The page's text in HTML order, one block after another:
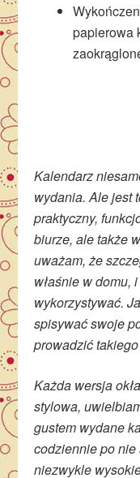
papierowa
Kalendarz
wydania. Ale jest
praktyczny,
biurze, ale także
uważam, że
właśnie w domu,
wykorzystywać.
spisywać swoje
prowadzić
Każda wersja
stylowa,
gustem wydane
codziennie po
niezwykle